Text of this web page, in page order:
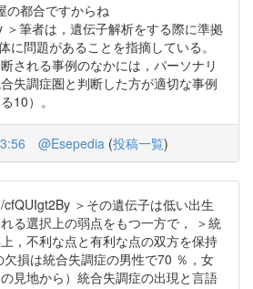
の都合ですからね
筆者は，遺伝子解析をする際に準拠
に問題があることを指摘している。
される事例のなかには，パーソナリ
失調症圏と判断した方が適切な事例
10）。
@Esepedia (投稿一覧)
＞その遺伝子は低い出生
る選択上の弱点をもつ一方で， ＞統
，不利な点と有利な点の双方を保持
欠損は統合失調症の男性で70 ％，女
見地から）統合失調症の出現と言語